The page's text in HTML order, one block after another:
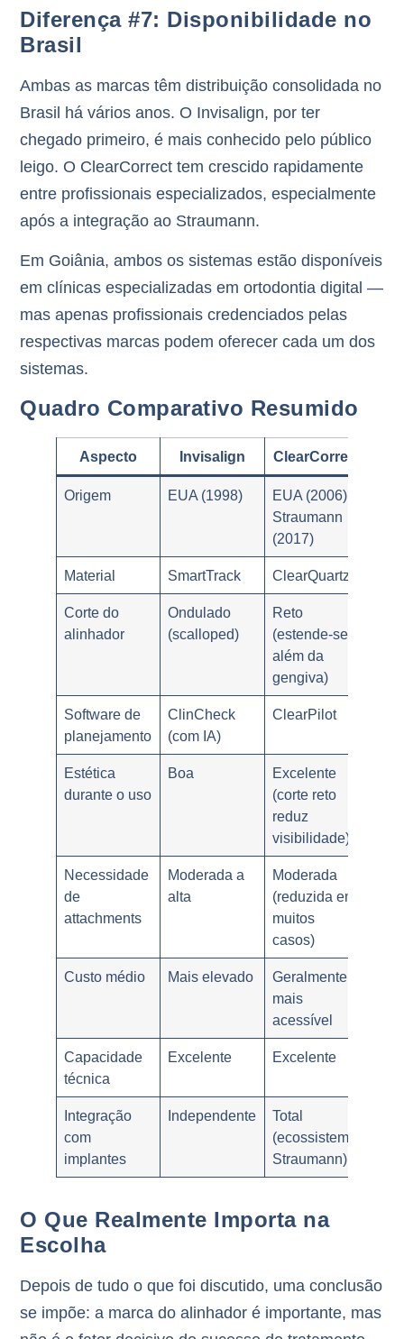
Diferença #7: Disponibilidade no
Brasil
Ambas as marcas têm distribuição consolidada no
Brasil há vários anos. O Invisalign, por ter
chegado primeiro, é mais conhecido pelo público
leigo. O ClearCorrect tem crescido rapidamente
entre profissionais especializados, especialmente
após a integração ao Straumann.
Em Goiânia, ambos os sistemas estão disponíveis
em clínicas especializadas em ortodontia digital —
mas apenas profissionais credenciados pelas
respectivas marcas podem oferecer cada um dos
sistemas.
Quadro Comparativo Resumido
Aspecto Invisalign ClearCorrect
Origem EUA (1998)
EUA (2006) /
Straumann
(2017)
Material SmartTrack ClearQuartz
Corte do
alinhador
Ondulado
(scalloped)
Reto
(estende-se
além da
gengiva)
Software de
planejamento
ClinCheck
(com IA)
ClearPilot
Estética
durante o uso
Boa
Excelente
(corte reto
reduz
visibilidade)
Necessidade
de
attachments
Moderada a
alta
Moderada
(reduzida em
muitos
casos)
Custo médio Mais elevado
Geralmente
mais
acessível
Capacidade
técnica
Excelente Excelente
Integração
com
implantes
Independente
Total
(ecossistema
Straumann)
O Que Realmente Importa na
Escolha
Depois de tudo o que foi discutido, uma conclusão
se impõe:a marca do alinhador é importante, mas